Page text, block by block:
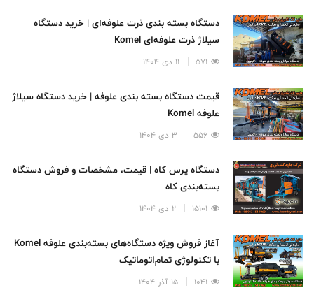
دستگاه بسته بندی ذرت علوفه‌ای | خرید دستگاه
سیلاژ ذرت علوفه‌ای Komel
571 11 دی 1404
قیمت دستگاه بسته بندی علوفه | خرید دستگاه سیلاژ
علوفه Komel
556 3 دی 1404
دستگاه پرس کاه | قیمت، مشخصات و فروش دستگاه
بسته‌بندی کاه
15101 2 دی 1404
آغاز فروش ویژه دستگاه‌های بسته‌بندی علوفه Komel
با تکنولوژی تمام‌اتوماتیک
1041 15 آذر 1404